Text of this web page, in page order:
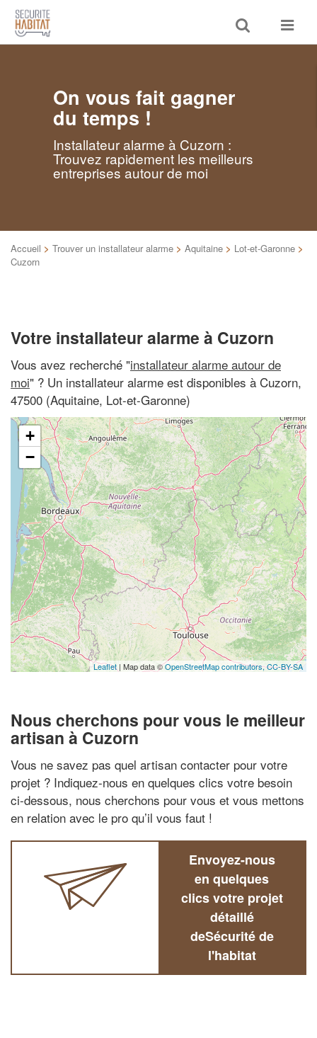
Toggle
search
Toggle
On vous fait gagner
du temps !
Installateur alarme à Cuzorn :
Trouvez rapidement les meilleurs
entreprises autour de moi
Accueil > Trouver un installateur alarme > Aquitaine > Lot-et-Garonne >
Cuzorn
Votre installateur alarme à Cuzorn
Vous avez recherché "installateur alarme autour de
moi" ? Un installateur alarme est disponibles à Cuzorn,
47500 (Aquitaine, Lot-et-Garonne)
+
−
Leaflet | Map data ©OpenStreetMap contributors,CC-BY-SA
Nous cherchons pour vous le meilleur
artisan à Cuzorn
Vous ne savez pas quel artisan contacter pour votre
projet ? Indiquez-nous en quelques clics votre besoin
ci-dessous, nous cherchons pour vous et vous mettons
en relation avec le pro qu’il vous faut !
Envoyez-nous
en quelques
clics votre projet
détaillé
deSécurité de
l'habitat